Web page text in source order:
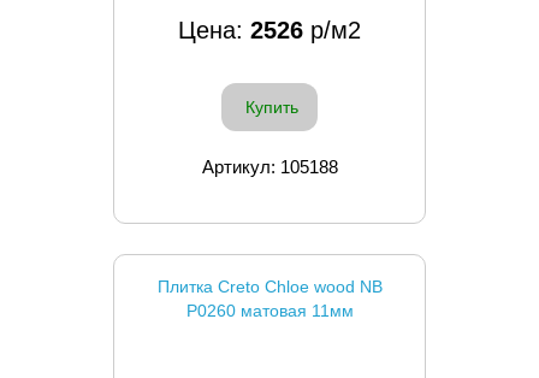
Цена: 2526 р/м2
Купить
Артикул: 105188
Плитка Creto Chloe wood NB
P0260 матовая 11мм